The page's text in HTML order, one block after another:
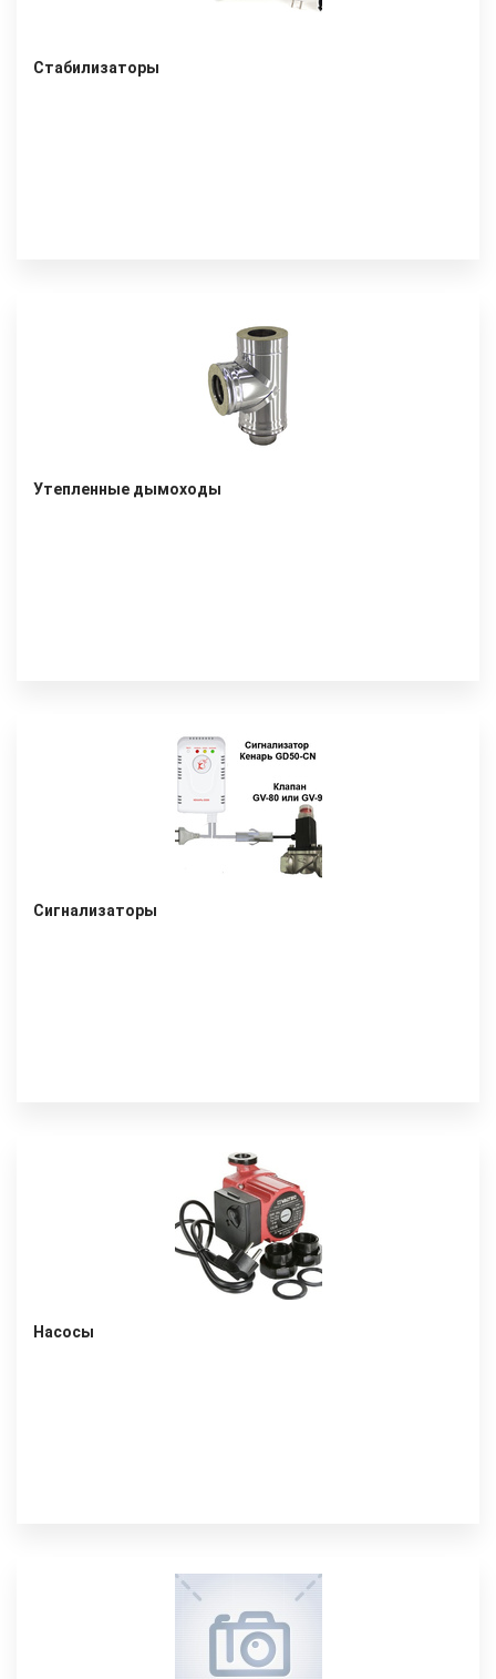
Стабилизаторы
Утепленные дымоходы
Сигнализаторы
Насосы